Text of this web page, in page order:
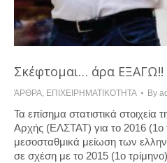
Σκέφτομαι… άρα ΕΞΑΓΩ!!
ΆΡΘΡΑ, ΕΠΙΧΕΙΡΗΜΑΤΙΚΟΤΗΤΑ By
Τα επίσημα στατιστικά στοιχεία
Αρχής (ΕΛΣΤΑΤ) για το 2016 (1ο
μεσοσταθμικά μείωση των
σε σχέση με το 2015 (1ο